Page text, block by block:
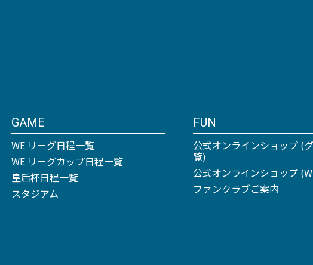
GAME
WE リーグ日程一覧
WE リーグカップ日程一覧
皇后杯日程一覧
スタジアム
FUN
公式オンラインショップ (
覧)
公式オンラインショップ
ファンクラブご案内